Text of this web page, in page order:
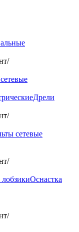
/
Дрели
/
сетевые
/
Оснастка
/